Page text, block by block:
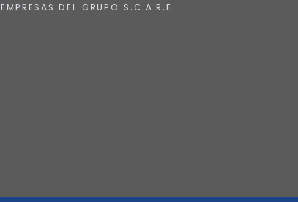
EMPRESAS DEL GRUPO S.C.A.R.E.